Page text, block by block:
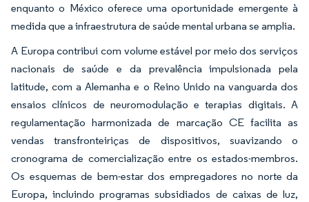
enquanto o México oferece uma oportunidade emergente à
medida que a infraestrutura de saúde mental urbana se amplia.
A Europa contribui com volume estável por meio dos serviços
nacionais de saúde e da prevalência impulsionada pela
latitude, com a Alemanha e o Reino Unido na vanguarda dos
ensaios clínicos de neuromodulação e terapias digitais. A
regulamentação harmonizada de marcação CE facilita as
vendas transfronteiriças de dispositivos, suavizando o
cronograma de comercialização entre os estados-membros.
Os esquemas de bem-estar dos empregadores no norte da
Europa, incluindo programas subsidiados de caixas de luz,